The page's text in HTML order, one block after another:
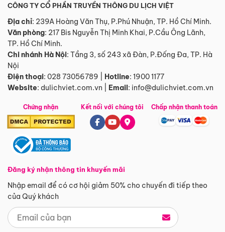
CÔNG TY CỔ PHẦN TRUYỀN THÔNG DU LỊCH VIỆT
Địa chỉ: 239A Hoàng Văn Thụ, P.Phú Nhuận, TP. Hồ Chí Minh.
Văn phòng: 217 Bis Nguyễn Thị Minh Khai, P.Cầu Ông Lãnh,
TP. Hồ Chí Minh.
Chi nhánh Hà Nội: Tầng 3, số 243 xã Đàn, P.Đống Đa, TP. Hà
Nội
Điện thoại: 028 73056789 Hotline: 1900 1177
Website: dulichviet.com.vn Email: info@dulichviet.com.vn
Chứng nhận
Đăng ký nhận thông tin khuyến mãi
Nhập email để có cơ hội giảm 50% cho chuyến đi tiếp theo
của Quý khách
Kết nối với chúng tôi Chấp nhận thanh toán